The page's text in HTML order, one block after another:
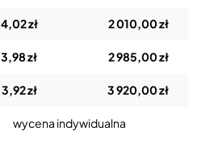
4,02 zł 2 010,00 zł
3,98 zł 2 985,00 zł
3,92 zł 3 920,00 zł
wycena indywidualna